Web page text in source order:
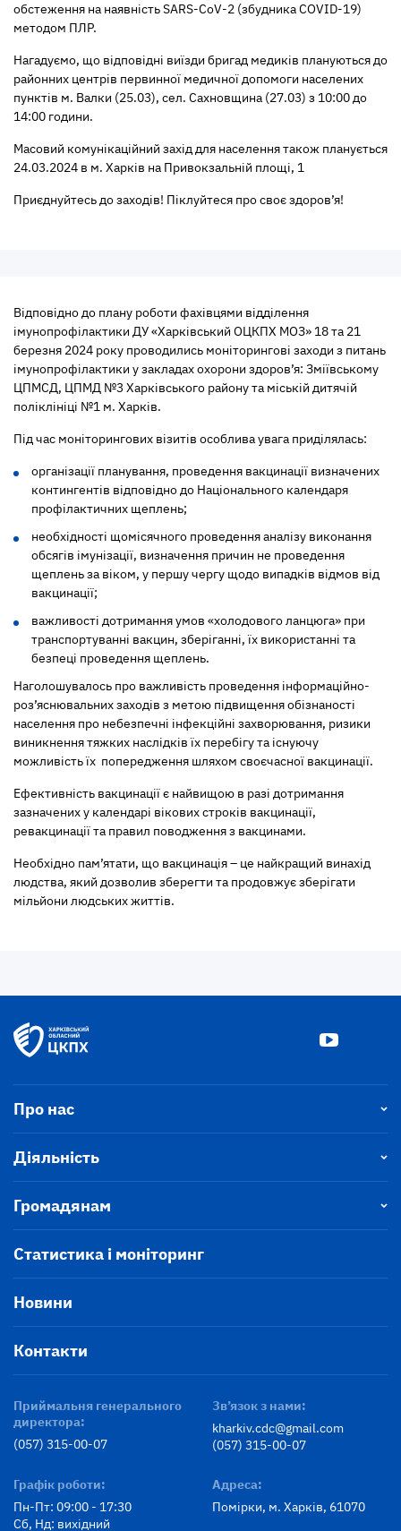
обстеження на наявність SARS-CoV-2 (збудника COVID-19)
методом ПЛР.
Нагадуємо, що відповідні виїзди бригад медиків плануються до
районних центрів первинної медичної допомоги населених
пунктів м. Валки (25.03), сел. Сахновщина (27.03) з 10:00 до
14:00 години.
Масовий комунікаційний захід для населення також планується
24.03.2024 в м. Харків на Привокзальній площі, 1
Приєднуйтесь до заходів! Піклуйтеся про своє здоров’я!
Відповідно до плану роботи фахівцями відділення
імунопрофілактики ДУ «Харківський ОЦКПХ МОЗ» 18 та 21
березня 2024 року проводились моніторингові заходи з питань
імунопрофілактики у закладах охорони здоров’я: Зміївському
ЦПМСД, ЦПМД №3 Харківського району та міській дитячій
поліклініці №1 м. Харків.
Під час моніторингових візитів особлива увага приділялась:
організації планування, проведення вакцинації визначених
контингентів відповідно до Національного календаря
профілактичних щеплень;
необхідності щомісячного проведення аналізу виконання
обсягів імунізації, визначення причин не проведення
щеплень за віком, у першу чергу щодо випадків відмов від
вакцинації;
важливості дотримання умов «холодового ланцюга» при
транспортуванні вакцин, зберіганні, їх використанні та
безпеці проведення щеплень.
Наголошувалось про важливість проведення інформаційно-
роз’яснювальних заходів з метою підвищення обізнаності
населення про небезпечні інфекційні захворювання, ризики
виникнення тяжких наслідків їх перебігу та існуючу
можливість їх попередження шляхом своєчасної вакцинації.
Ефективність вакцинації є найвищою в разі дотримання
зазначених у календарі вікових строків вакцинації,
ревакцинації та правил поводження з вакцинами.
Необхідно пам’ятати, що вакцинація – це найкращий винахід
людства, який дозволив зберегти та продовжує зберігати
мільйони людських життів.
Про нас
Діяльність
Громадянам
Статистика і моніторинг
Новини
Контакти
Приймальня генерального
директора:
(057) 315-00-07
Зв’язок з нами:
kharkiv.cdc@gmail.com
(057) 315-00-07
Графік роботи:
Пн-Пт: 09:00 - 17:30
Сб, Нд: вихідний
Адреса:
Помірки, м. Харків, 61070